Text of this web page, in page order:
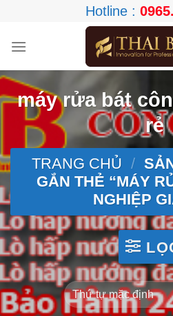
content
Hotline :
máy rửa bát
rẻ
TRANG CHỦ /
GẮN THẺ “MÁY
NGHIỆP